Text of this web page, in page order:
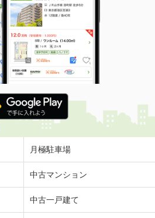
月極駐車場
中古マンション
中古一戸建て